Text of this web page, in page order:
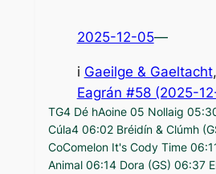
2025-12-05—
i Gaeilge & Gaeltacht,
Eagrán #58 (2025-
TG4 Dé hAoine 05 Nollaig
Cúla4 06:02 Bréidín & Clúmh
CoComelon It's Cody Time
Animal 06:14 Dora (GS) 06:37